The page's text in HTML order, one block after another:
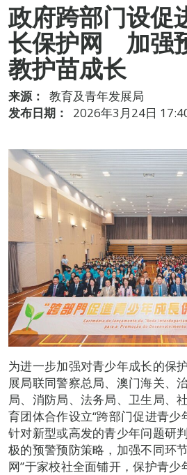
政府跨部门设促
长保护网 加强
教护苗成长
来源：
教育及青年发展局
发布日期：
2026年3月24日
为进一步加强对青少年成长的保
展局联同警察总局、澳门海关、
局、消防局、法务局、卫生局、
育团体合作设立“跨部门促进青少
针对新型或高发的青少年问题研
极的预警预防策略，加强不同环
网”于家校社全面铺开，保护青少